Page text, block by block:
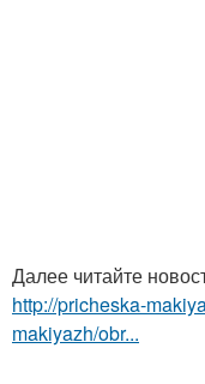
Далее читайте
http://pricheska-
makiyazh/obr...